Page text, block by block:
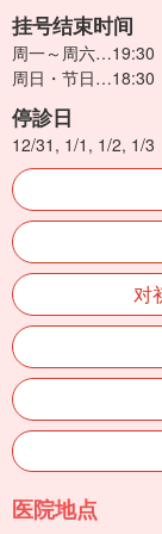
挂号结束时间
周一～周六…19:30
周日・节日…18:30
停診日
12/31, 1/1, 1/2, 1/3
对
医院地点